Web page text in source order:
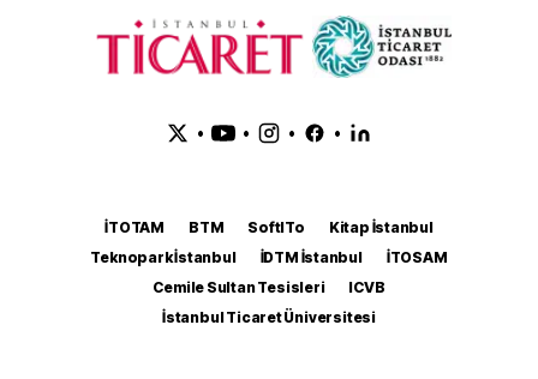
• • • •
İTOTAM BTM SoftITo
Kitap İstanbul
Teknopark İstanbul
İDTM İstanbul
İTOSAM
Cemile Sultan Tesisleri
ICVB
İstanbul Ticaret Üniversitesi